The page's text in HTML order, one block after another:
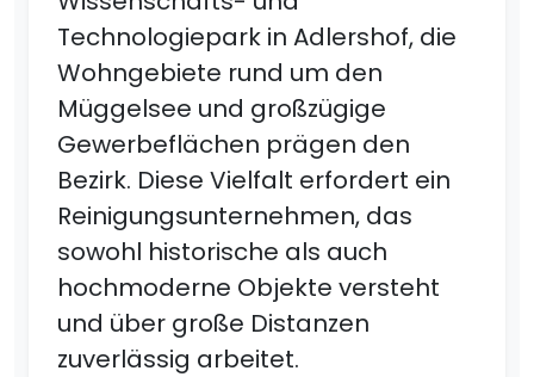
Technologiepark in Adlershof, die
Wohngebiete rund um den
Müggelsee und großzügige
Gewerbeflächen prägen den
Bezirk. Diese Vielfalt erfordert ein
Reinigungsunternehmen, das
sowohl historische als auch
hochmoderne Objekte versteht
und über große Distanzen
zuverlässig arbeitet.